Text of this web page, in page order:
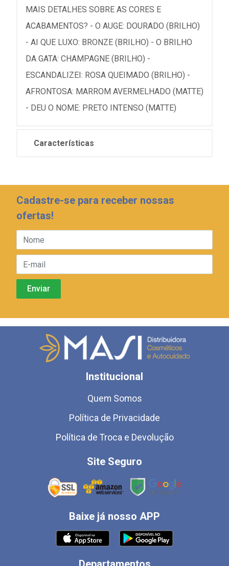
MAIS DETALHES SOBRE AS CORES E
ACABAMENTOS? - O AUGE: DOURADO (BRILHO)
- AI QUE LUXO: BRONZE (BRILHO) - O BRILHO
DA GATA: CHAMPAGNE (BRILHO) -
ESCANDALIZEI: ROSA QUEIMADO (BRILHO) -
AFRONTOSA: MARROM AVERMELHADO (MATTE)
- DEU O NOME: PRETO INTENSO (MATTE)
Características
Cadastre-se para receber nossas
ofertas!
Institucional
Quem Somos
Política de Privacidade
Política de Troca e Devolução
Site Seguro
Baixe já nosso APP